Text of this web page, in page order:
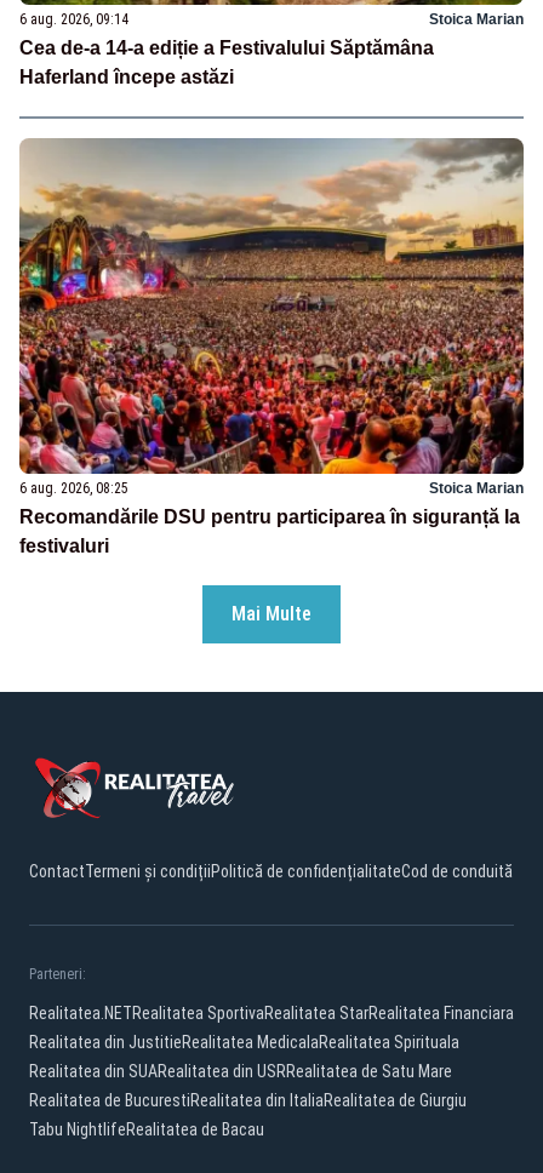
6 aug. 2026, 09:14 Stoica Marian
Cea de-a 14-a ediție a Festivalului Săptămâna
Haferland începe astăzi
6 aug. 2026, 08:25 Stoica Marian
Recomandările DSU pentru participarea în siguranță la
festivaluri
Mai Multe
ContactTermeni și condițiiPolitică de confidențialitateCod de conduită
Parteneri:
Realitatea.NETRealitatea SportivaRealitatea StarRealitatea Financiara
Realitatea din JustitieRealitatea MedicalaRealitatea Spirituala
Realitatea din SUARealitatea din USRRealitatea de Satu Mare
Realitatea de BucurestiRealitatea din ItaliaRealitatea de Giurgiu
Tabu NightlifeRealitatea de Bacau